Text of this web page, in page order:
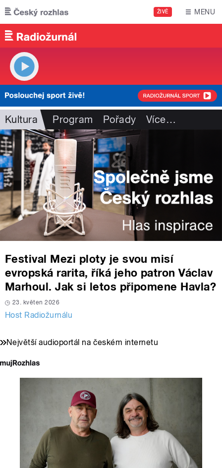
Přejít k hlavnímu obsahu
ŽIVĚ MENU
Kultura Program Pořady Více…
Festival Mezi ploty je svou misí
evropská rarita, říká jeho patron Václav
Marhoul. Jak si letos připomene Havla?
23. květen 2026
Host Radiožurnálu
Největší audioportál na českém internetu